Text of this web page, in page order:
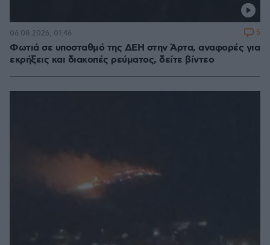
Φωτιά σε υποσταθμό της ΔΕΗ στην Άρτα, αναφορές για
εκρήξεις και διακοπές ρεύματος, δείτε βίντεο
06.08.2026, 01:46 5